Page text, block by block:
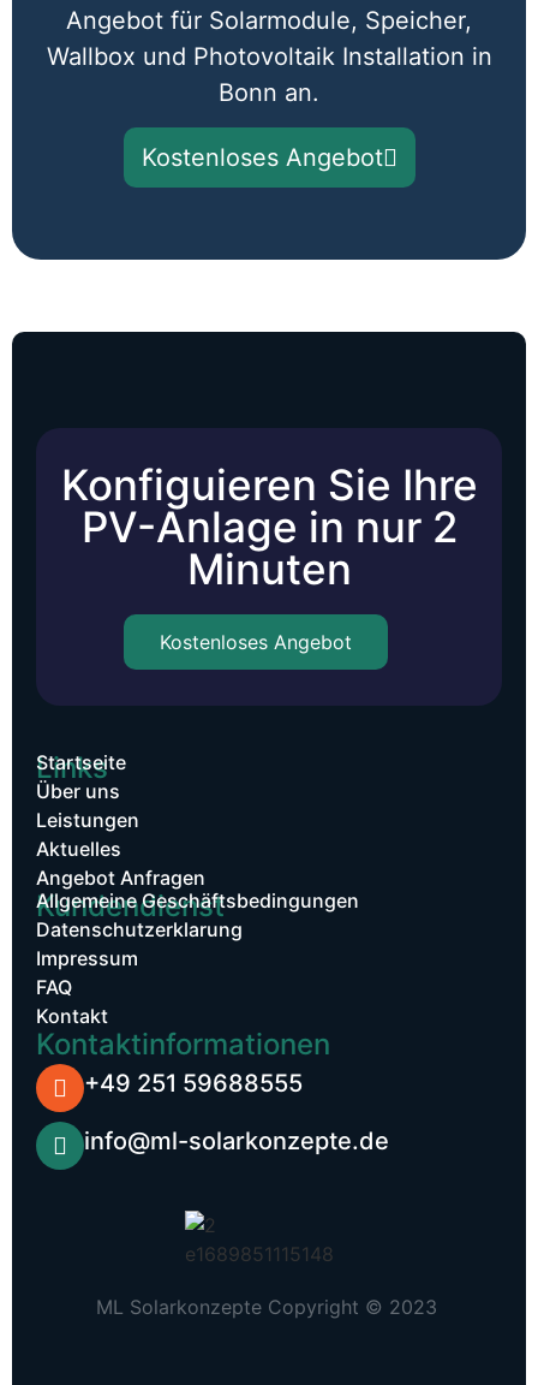
Angebot für Solarmodule, Speicher,
Wallbox und Photovoltaik Installation in
Bonn an.
Kostenloses Angebot
Konfiguieren Sie Ihre
PV-Anlage in nur 2
Minuten
Kostenloses Angebot
Links
Startseite
Über uns
Leistungen
Aktuelles
Angebot Anfragen
Kundendienst​
Allgemeine Geschäftsbedingungen
Datenschutzerklarung
Impressum
FAQ
Kontakt
Kontaktinformationen
+49 251 59688555
info@ml-solarkonzepte.de
ML Solarkonzepte Copyright © 2023